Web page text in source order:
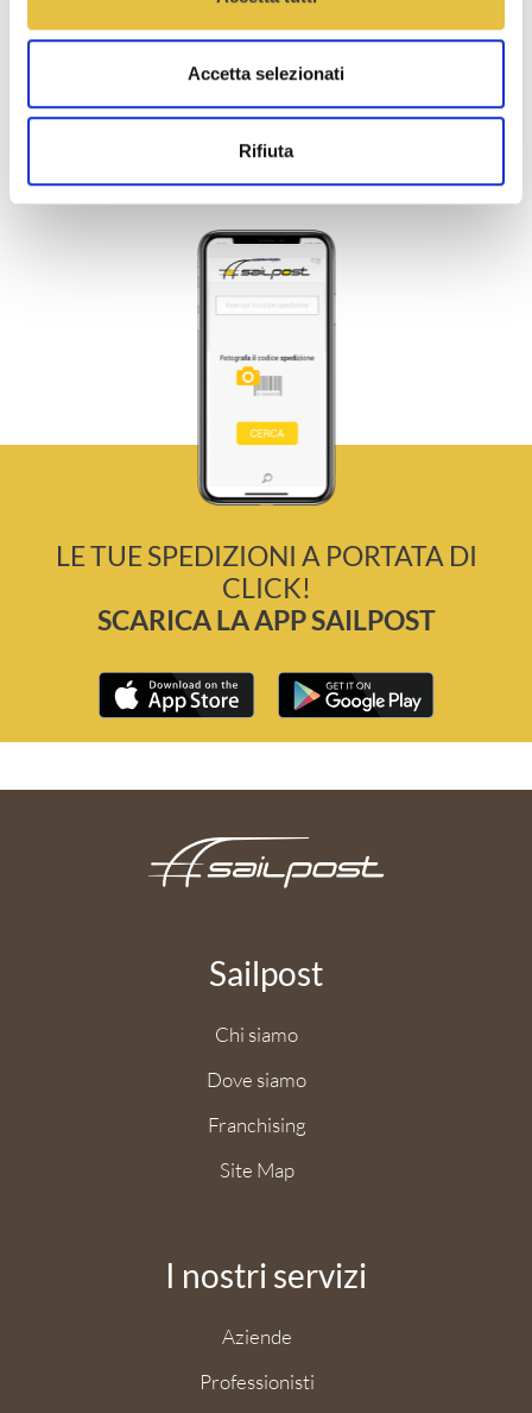
Accetta selezionati
Rifiuta
LE TUE SPEDIZIONI A PORTATA DI
CLICK!
SCARICA LA APP SAILPOST
Sailpost
Chi siamo
Dove siamo
Franchising
Site Map
I nostri servizi
Aziende
Professionisti